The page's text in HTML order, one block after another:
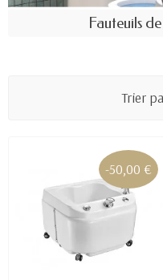
Fauteuils
Trier
-50,00 €